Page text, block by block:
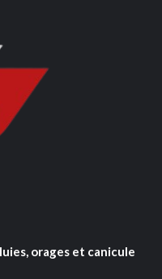
orages et canicule